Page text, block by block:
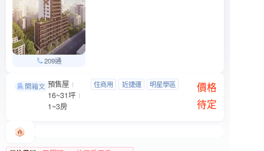
209通
松江．桓榀中山區 松江路150巷12號
預售屋
16~31坪
1~3房
住商用 近捷運
明星學區
價格
待定